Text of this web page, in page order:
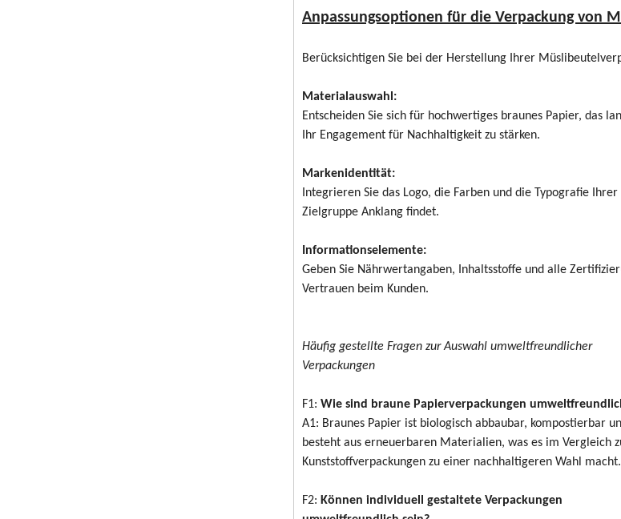
Anpassungsoptionen für die Verpackung von
Berücksichtigen Sie bei der Herstellung Ihrer
Materialauswahl:
Entscheiden Sie sich für hochwertiges braunes Papier, das
Ihr Engagement für Nachhaltigkeit zu stärken.
Markenidentität:
Integrieren Sie das Logo, die Farben und die Typografie
Zielgruppe Anklang findet.
Informationselemente:
Geben Sie Nährwertangaben, Inhaltsstoffe und alle
Vertrauen beim Kunden.
Häufig gestellte Fragen zur Auswahl umweltfreundlicher
Verpackungen
F1: Wie sind braune Papierverpackungen
A1: Braunes Papier ist biologisch abbaubar, kompostierbar
besteht aus erneuerbaren Materialien, was es im Vergleich
Kunststoffverpackungen zu einer nachhaltigeren Wahl macht.
F2: Können individuell gestaltete Verpackungen